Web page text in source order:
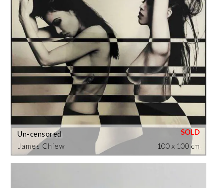
James Chiew
Un-censored
100 x 100 cm